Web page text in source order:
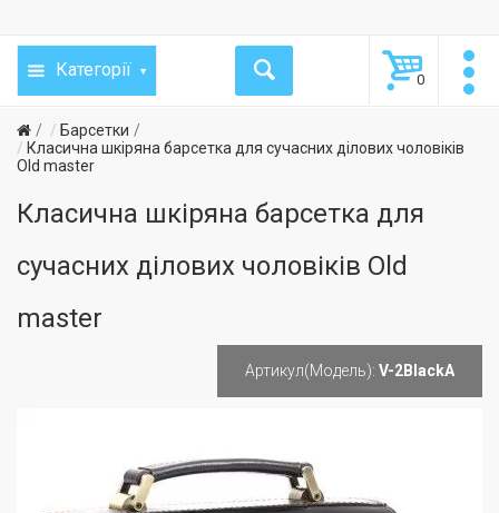
Категорії 0
Барсетки
Класична шкіряна барсетка для сучасних ділових чоловіків
Old master
Класична шкіряна барсетка для
сучасних ділових чоловіків Old
master
Артикул(Модель): V-2BlackA